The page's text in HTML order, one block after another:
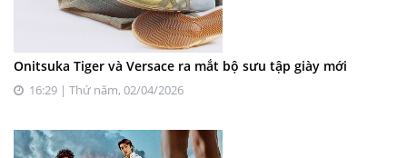
Onitsuka Tiger và Versace ra mắt bộ sưu tập giày mới
16:29 | Thứ năm, 02/04/2026